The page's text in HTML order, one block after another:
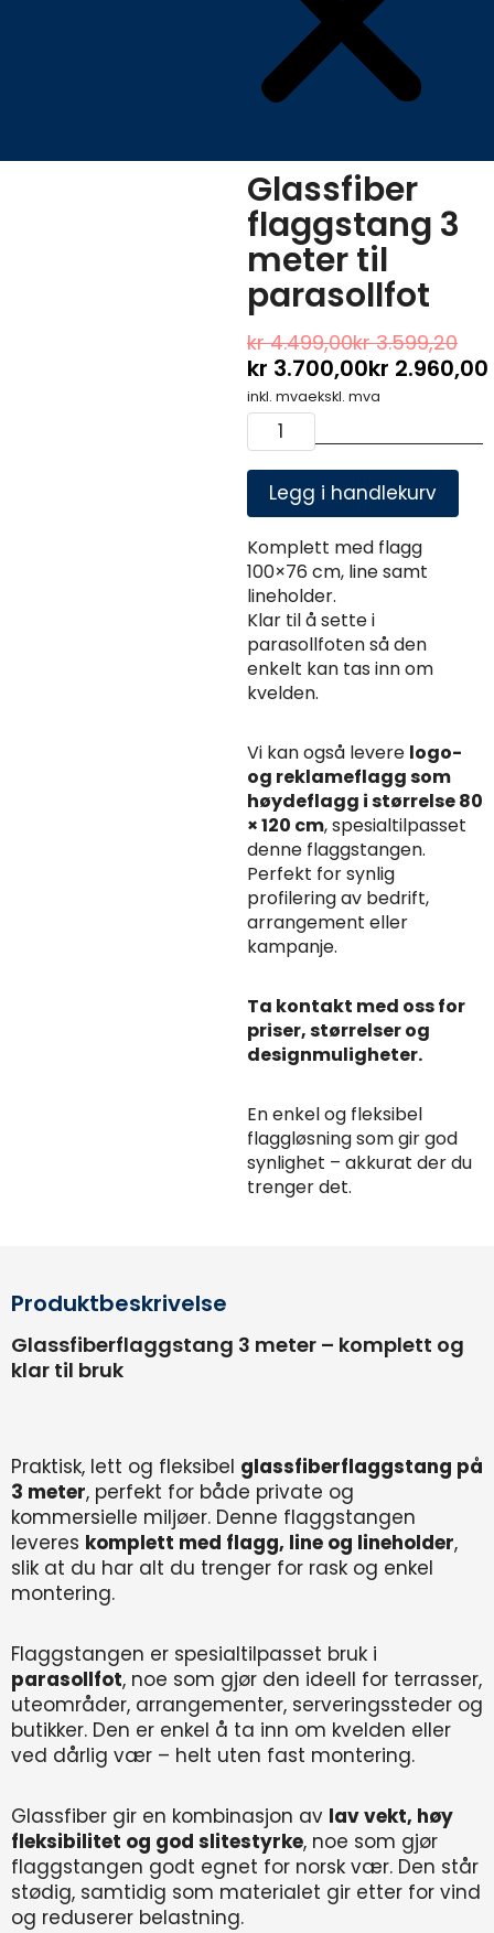
Glassfiber
flaggstang 3
meter til
parasollfot
kr4.499,00kr3.599,20
kr 3.700,00kr 2.960,00
Nåværende
pris
er:
kr 3.700,00kr 2.960,00.
inkl. mvaekskl. mva
Glassfiber
flaggstang
meter
parasollfot
antall
Legg i handlekurv
Komplett med flagg
100×76 cm, line samt
lineholder.
Klar til å sette i
parasollfoten så den
enkelt kan tas inn om
kvelden.
Vi kan også levere logo-
og reklameflagg som
høydeflagg i størrelse 80
× 120 cm, spesialtilpasset
denne flaggstangen.
Perfekt for synlig
profilering av bedrift,
arrangement eller
kampanje.
Ta kontakt med oss for
priser, størrelser og
designmuligheter.
En enkel og fleksibel
flaggløsning som gir god
synlighet – akkurat der du
trenger det.
Produktbeskrivelse
Glassfiberflaggstang 3 meter – komplett og
klar til bruk
Praktisk, lett og fleksibel glassfiberflaggstang på
3 meter, perfekt for både private og
kommersielle miljøer. Denne flaggstangen
leveres komplett med flagg, line og lineholder,
slik at du har alt du trenger for rask og enkel
montering.
Flaggstangen er spesialtilpasset bruk i
parasollfot, noe som gjør den ideell for terrasser,
uteområder, arrangementer, serveringssteder og
butikker. Den er enkel å ta inn om kvelden eller
ved dårlig vær – helt uten fast montering.
Glassfiber gir en kombinasjon av lav vekt, høy
fleksibilitet og god slitestyrke, noe som gjør
flaggstangen godt egnet for norsk vær. Den står
stødig, samtidig som materialet gir etter for vind
og reduserer belastning.